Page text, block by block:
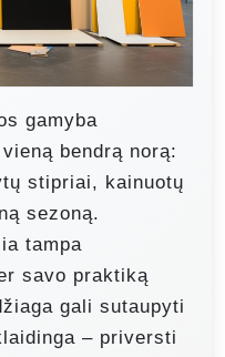
gamyba
bendrą norą:
stipriai, kainuotų
sezoną.
tampa
savo praktiką
gali sutaupyti
– priversti